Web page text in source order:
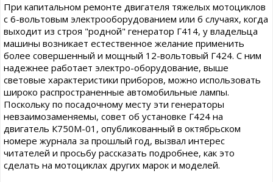
При капитальном ремонте двигателя тяжелых мотоциклов
с 6-вольтовым электрооборудованием или б случаях, когда
выходит из строя "родной" генератор Г414, у владельца
машины возникает естественное желание применить
более совершенный и мощный 12-вольтовый Г424. С ним
надежнее работает электро-оборудование, выше
световые характеристики приборов, можно использовать
широко распространенные автомобильные лампы.
Поскольку по посадочному месту эти генераторы
невзаимозаменяемы, совет об установке Г424 на
двигатель К750М-01, опубликованный в октябрьском
номере журнала за прошлый год, вызвал интерес
читателей и просьбу рассказать подробнее, как это
сделать на мотоциклах других марок и моделей.